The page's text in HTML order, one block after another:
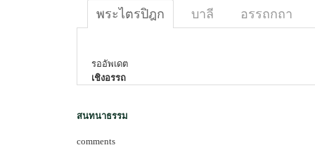
พระไตรปิฎก บาลี อรรถกถา
รออัพเดต
เชิงอรรถ
สนทนาธรรม
comments